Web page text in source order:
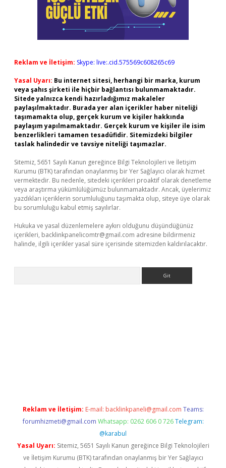
Reklam ve İletişim: Skype: live:.cid.575569c608265c69
Yasal Uyarı: Bu internet sitesi, herhangi bir marka, kurum
veya şahıs şirketi ile hiçbir bağlantısı bulunmamaktadır.
Sitede yalnızca kendi hazırladığımız makaleler
paylaşılmaktadır. Burada yer alan içerikler haber niteliği
taşımamakta olup, gerçek kurum ve kişiler hakkında
paylaşım yapılmamaktadır. Gerçek kurum ve kişiler ile isim
benzerlikleri tamamen tesadüfidir. Sitemizdeki bilgiler
taslak halindedir ve tavsiye niteliği taşımazlar.
Sitemiz, 5651 Sayılı Kanun gereğince Bilgi Teknolojileri ve İletişim
Kurumu (BTK) tarafından onaylanmış bir Yer Sağlayıcı olarak hizmet
vermektedir. Bu nedenle, sitedeki içerikleri proaktif olarak denetleme
veya araştırma yükümlülüğümüz bulunmamaktadır. Ancak, üyelerimiz
yazdıkları içeriklerin sorumluluğunu taşımakta olup, siteye üye olarak
bu sorumluluğu kabul etmiş sayılırlar.
Hukuka ve yasal düzenlemelere aykırı olduğunu düşündüğünüz
içerikleri, backlinkpanelicomtr@gmail.com adresine bildirmeniz
halinde, ilgili içerikler yasal süre içerisinde sitemizden kaldırılacaktır.
Reklam ve İletişim: E-mail: backlinkpaneli@gmail.com Teams:
forumhizmeti@gmail.com Whatsapp: 0262 606 0 726 Telegram:
@karabul
Yasal Uyarı: Sitemiz, 5651 Sayılı Kanun gereğince Bilgi Teknolojileri
ve İletişim Kurumu (BTK) tarafından onaylanmış bir Yer Sağlayıcı